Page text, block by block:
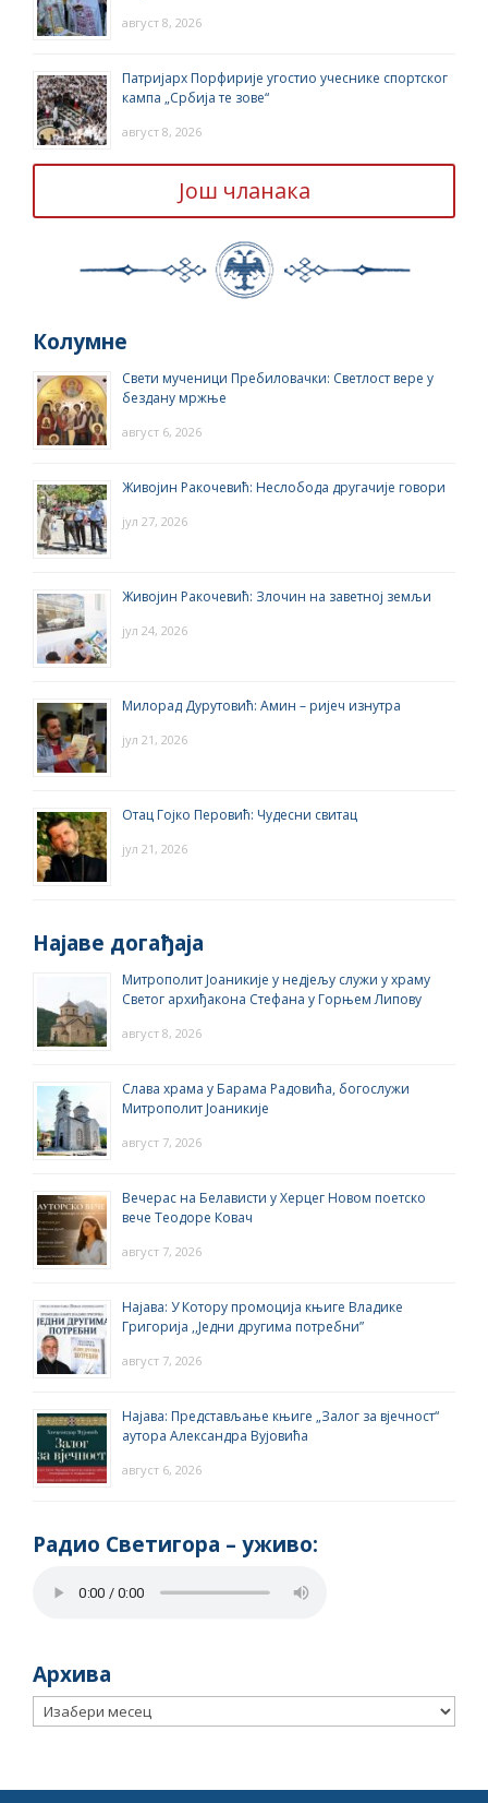
август 8, 2026
Патријарх Порфирије угостио учеснике спортског
кампа „Србија те зове“
август 8, 2026
Још чланака
Колумне
Свети мученици Пребиловачки: Светлост вере у
бездану мржње
август 6, 2026
Живојин Ракочевић: Неслобода другачије говори
јул 27, 2026
Живојин Ракочевић: Злочин на заветној земљи
јул 24, 2026
Милорад Дурутовић: Амин – ријеч изнутра
јул 21, 2026
Отац Гојко Перовић: Чудесни свитац
јул 21, 2026
Најаве догађаја
Митрополит Јоаникије у недјељу служи у храму
Светог архиђакона Стефана у Горњем Липову
август 8, 2026
Слава храма у Барама Радовића, богослужи
Митрополит Јоаникије
август 7, 2026
Вечерас на Белависти у Херцег Новом поетско
вече Теодоре Ковач
август 7, 2026
Најава: У Котору промоција књиге Владике
Григорија ,,Једни другима потребни”
август 7, 2026
Најава: Представљање књиге „Залог за вјечност“
аутора Александра Вујовића
август 6, 2026
Радио Светигора – yживо:
Архива
Архива